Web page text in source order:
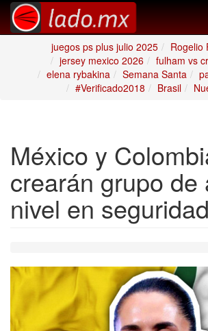
juegos ps plus julio 2025
Rogelio
jersey mexico 2026
fulham vs
elena rybakina
Semana Santa
#Verificado2018
Brasil
México y
crearán grupo de
nivel en seguridad